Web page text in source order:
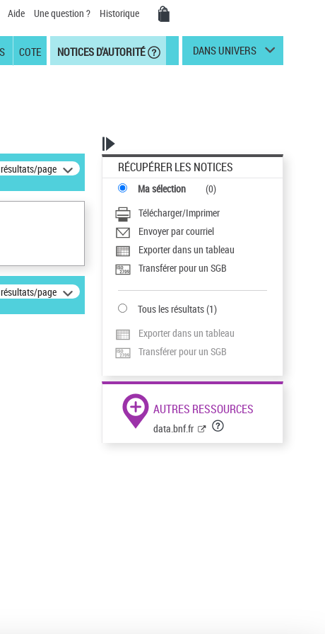
Aide Une question ? Historique
COTE NOTICES D'AUTORITÉ DANS UNIVERS
page
page
RÉCUPÉRER LES NOTICES
Ma sélection (0)
Télécharger/Imprimer
Envoyer par courriel
Exporter dans un tableau
Transférer pour un SGB
Tous les résultats(1)
Exporter dans un tableau
Transférer pour un SGB
AUTRES RESSOURCES
data.bnf.fr